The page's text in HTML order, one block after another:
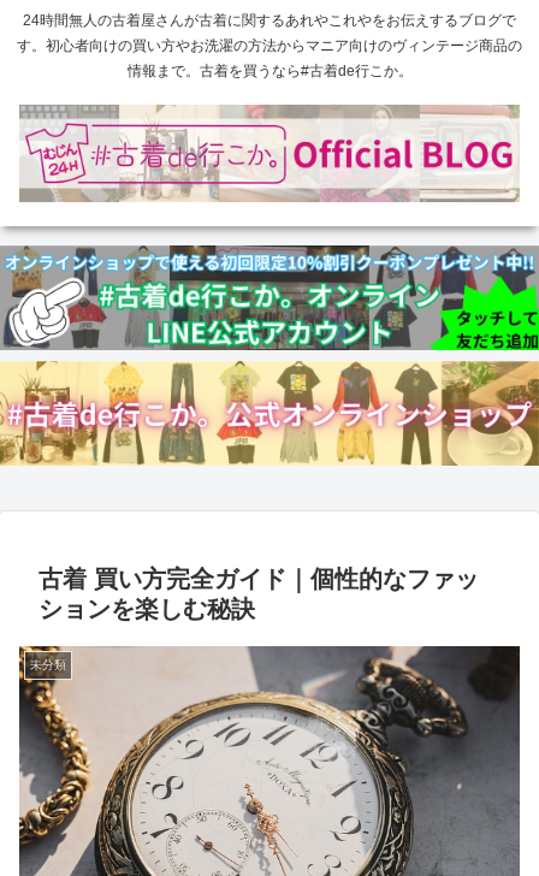
24時間無人の古着屋さんが古着に関するあれやこれやをお伝えするブログで
す。初心者向けの買い方やお洗濯の方法からマニア向けのヴィンテージ商品の
情報まで。古着を買うなら#古着de行こか。
古着 買い方完全ガイド｜個性的なファッ
ションを楽しむ秘訣
未分類